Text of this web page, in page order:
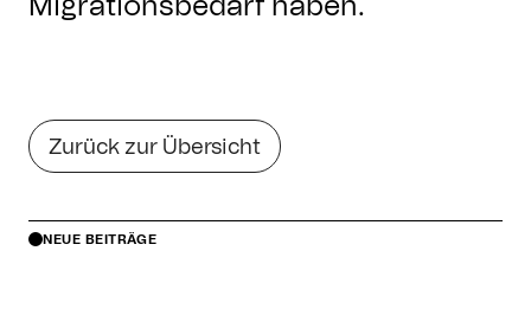
Migrationsbedarf haben.
Zurück zur Übersicht
NEUE BEITRÄGE